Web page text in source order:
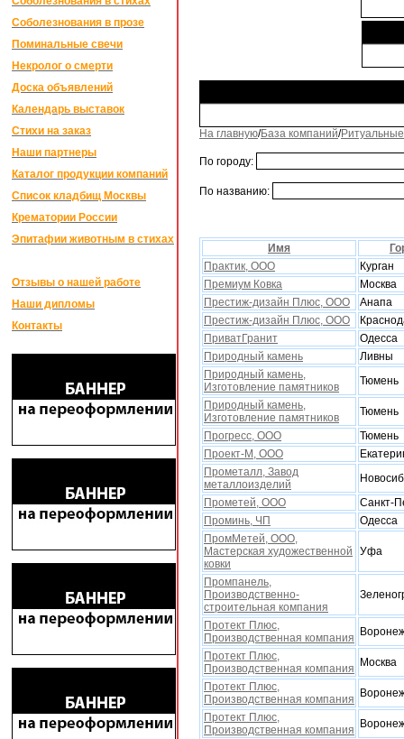
Соболезнования в прозе
Поминальные свечи
Некролог о смерти
Доска объявлений
Календарь выставок
Стихи на заказ
Наши партнеры
Каталог продукции компаний
Список кладбищ Москвы
Крематории России
Эпитафии животным в стихах
Отзывы о нашей работе
Наши дипломы
Контакты
На главную/База компаний/
По городу:
По названию:
Имя
Практик, ООО
Курган
Премиум Ковка
Москва
Престиж-дизайн Плюс, ООО
Анапа
Престиж-дизайн Плюс, ООО
ПриватГранит
Одесса
Природный камень
Ливны
Природный камень,
Изготовление памятников
Тюмень
Природный камень,
Изготовление памятников
Тюмень
Прогресс, ООО
Тюмень
Проект-М, ООО
Прометалл, Завод
металлоизделий
Прометей, ООО
Санкт-
Проминь, ЧП
Одесса
ПромМетей, ООО,
Мастерская xудожественной
ковки
Уфа
Промпанель,
Производственно-
строительная компания
Протект Плюс,
Производственная компания
Протект Плюс,
Производственная компания
Москва
Протект Плюс,
Производственная компания
Протект Плюс,
Производственная компания